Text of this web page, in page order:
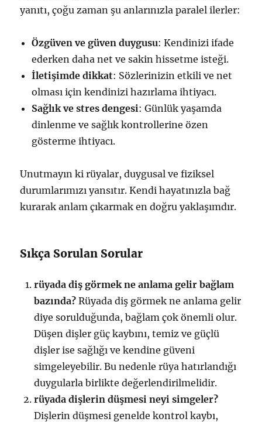
yanıtı, çoğu zaman şu anlarınızla paralel ilerler:
Özgüven ve güven duygusu: Kendinizi ifade
ederken daha net ve sakin hissetme isteği.
İletişimde dikkat: Sözlerinizin etkili ve net
olması için kendinizi hazırlama ihtiyacı.
Sağlık ve stres dengesi: Günlük yaşamda
dinlenme ve sağlık kontrollerine özen
gösterme ihtiyacı.
Unutmayın ki rüyalar, duygusal ve fiziksel
durumlarımızı yansıtır. Kendi hayatınızla bağ
kurarak anlam çıkarmak en doğru yaklaşımdır.
Sıkça Sorulan Sorular
rüyada diş görmek ne anlama gelir bağlam
bazında? Rüyada diş görmek ne anlama gelir
diye sorulduğunda, bağlam çok önemli olur.
Düşen dişler güç kaybını, temiz ve güçlü
dişler ise sağlığı ve kendine güveni
simgeleyebilir. Bu nedenle rüya hatırlandığı
duygularla birlikte değerlendirilmelidir.
rüyada dişlerin düşmesi neyi simgeler?
Dişlerin düşmesi genelde kontrol kaybı,